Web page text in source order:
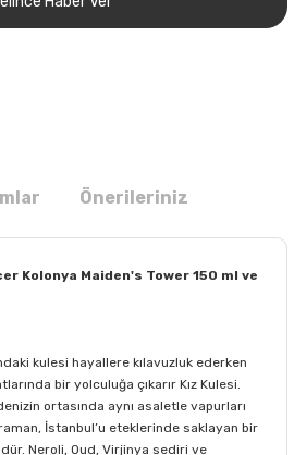
Önerileriniz
Kolonya Maiden's Tower 150 ml ve
kulesi hayallere kılavuzluk ederken
bir yolculuğa çıkarır Kız Kulesi.
ortasında aynı asaletle vapurları
İstanbul’u eteklerinde saklayan bir
Neroli, Oud, Virjinya sediri ve